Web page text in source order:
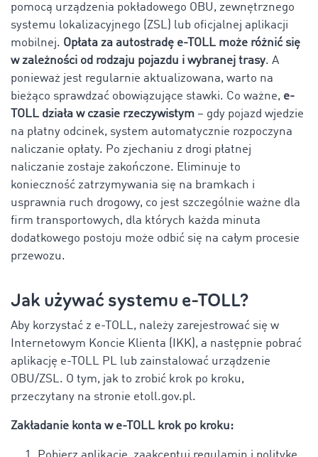
pomocą urządzenia pokładowego OBU, zewnętrznego
systemu lokalizacyjnego (ZSL) lub oficjalnej aplikacji
mobilnej. Opłata za autostradę e-TOLL może różnić się
w zależności od rodzaju pojazdu i wybranej trasy. A
ponieważ jest regularnie aktualizowana, warto na
bieżąco sprawdzać obowiązujące stawki. Co ważne, e-
TOLL działa w czasie rzeczywistym – gdy pojazd wjedzie
na płatny odcinek, system automatycznie rozpoczyna
naliczanie opłaty. Po zjechaniu z drogi płatnej
naliczanie zostaje zakończone. Eliminuje to
konieczność zatrzymywania się na bramkach i
usprawnia ruch drogowy, co jest szczególnie ważne dla
firm transportowych, dla których każda minuta
dodatkowego postoju może odbić się na całym procesie
przewozu.
Jak używać systemu e-TOLL?
Aby korzystać z e-TOLL, należy zarejestrować się w
Internetowym Koncie Klienta (IKK), a następnie pobrać
aplikację e-TOLL PL lub zainstalować urządzenie
OBU/ZSL. O tym, jak to zrobić krok po kroku,
przeczytany na stronie etoll.gov.pl.
Zakładanie konta w e-TOLL krok po kroku: